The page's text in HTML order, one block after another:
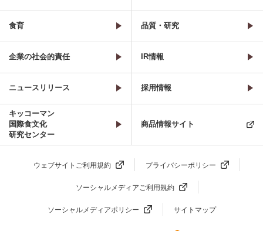
食育 品質・研究
企業の社会的責任 IR情報
ニュースリリース 採用情報
キッコーマン
国際食文化
研究センター
商品情報サイト
ウェブサイトご利用規約 プライバシーポリシー
ソーシャルメディアご利用規約
ソーシャルメディアポリシー サイトマップ